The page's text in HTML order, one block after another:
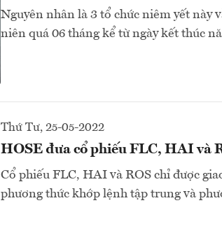
Nguyên nhân là 3 tổ chức niêm yết này
niên quá 06 tháng kể từ ngày kết thúc
Thứ Tư, 25-05-2022
HOSE đưa cổ phiếu FLC, HAI và
Cổ phiếu FLC, HAI và ROS chỉ được
phương thức khớp lệnh tập trung và